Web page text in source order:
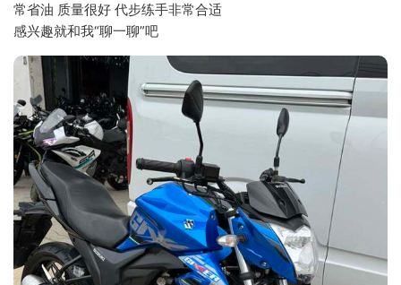
常省油 质量很好 代步练手非常合适
感兴趣就和我“聊一聊”吧